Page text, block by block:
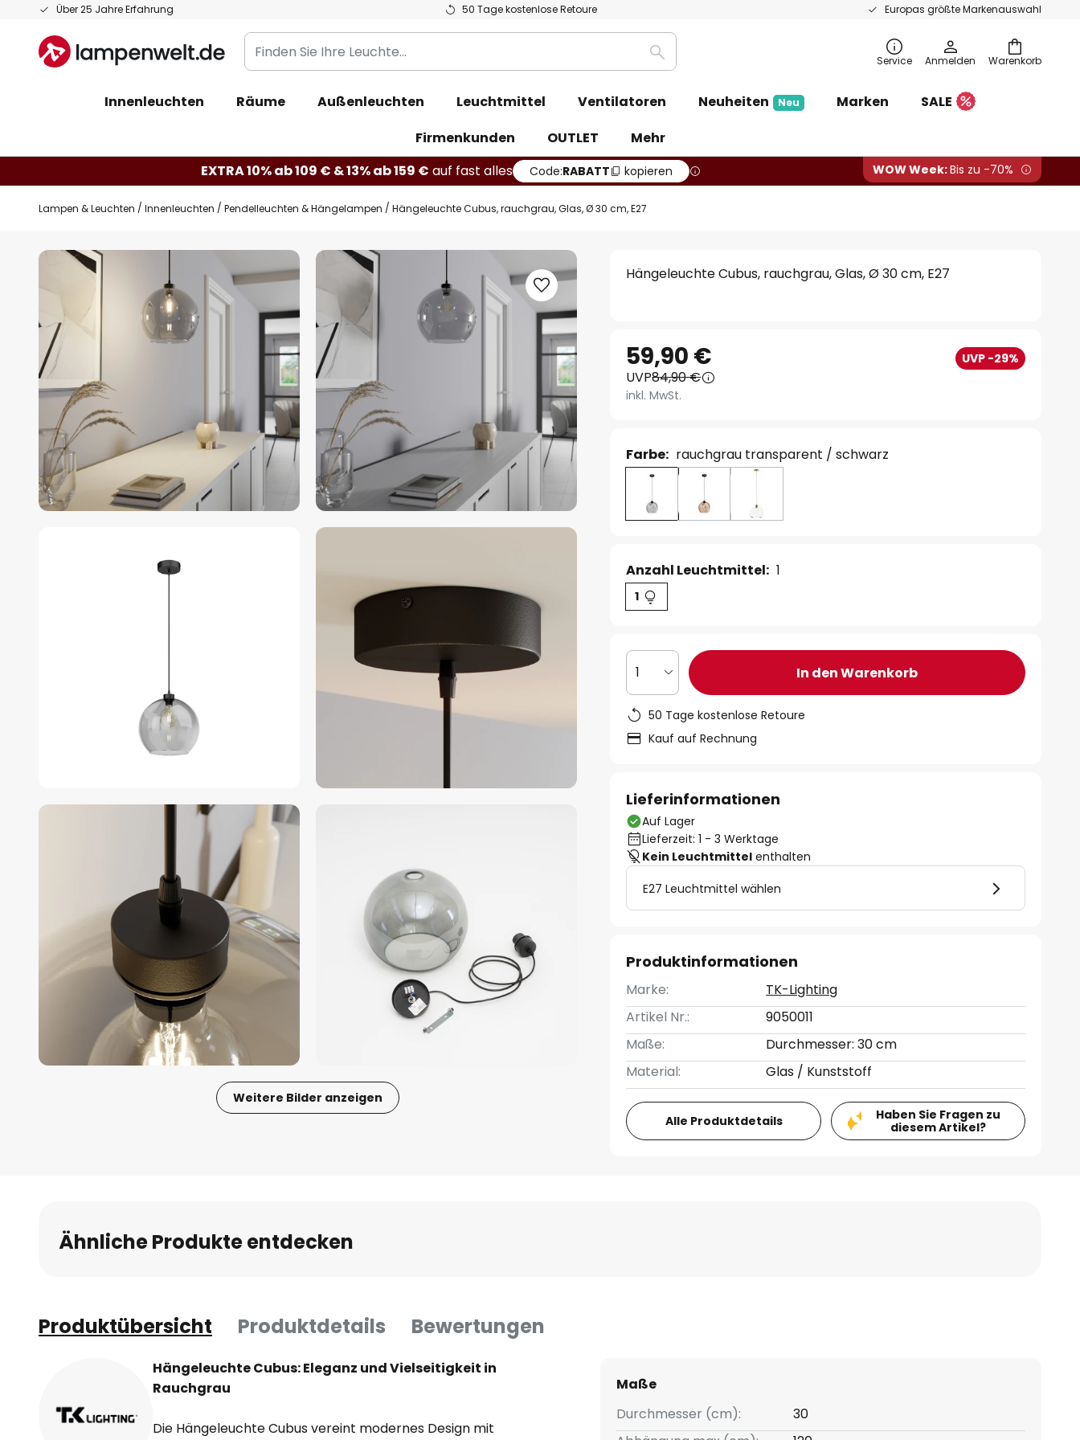
Über 25 Jahre Erfahrung 50 Tage kostenlose Retoure Europas größte Markenauswahl
Zum
springen
Warenkorb
Finden
Sie
Leuchte...
Suche Service Anmelden
Innenleuchten Räume Außenleuchten Leuchtmittel Ventilatoren Neuheiten Neu Marken
SALE
Firmenkunden
OUTLET
Mehr
EXTRA 10% ab 109 € & 13% ab 159 € auf fast alles Code:RABATT kopieren WOW Week:Bis zu -70%
Lampen & Leuchten Innenleuchten Pendelleuchten & Hängelampen Hängeleuchte Cubus, rauchgrau, Glas, Ø 30 cm, E27
Zum
Bildgalerie
springen
Weitere Bilder anzeigen
Hängeleuchte Cubus, rauchgrau, Glas, Ø 30 cm, E27
59,90 € UVP -29%
UVP84,90 €
inkl. MwSt.
Farbe: rauchgrau transparent / schwarz
Anzahl Leuchtmittel: 1
1
1 In den Warenkorb
50 Tage kostenlose Retoure
Kauf auf Rechnung
Lieferinformationen
Auf Lager
Lieferzeit: 1 - 3 Werktage
Kein Leuchtmittel enthalten
E27 Leuchtmittel wählen
Produktinformationen
Marke:
TK-Lighting
Artikel Nr.:
9050011
Maße:
Durchmesser: 30 cm
Material:
Glas / Kunststoff
Alle Produktdetails
Haben Sie Fragen zu
diesem Artikel?
Ähnliche Produkte entdecken
Produktübersicht Produktdetails Bewertungen
Hängeleuchte Cubus: Eleganz und Vielseitigkeit in
Rauchgrau
Die Hängeleuchte Cubus vereint modernes Design mit
Maße
Durchmesser (cm):
30